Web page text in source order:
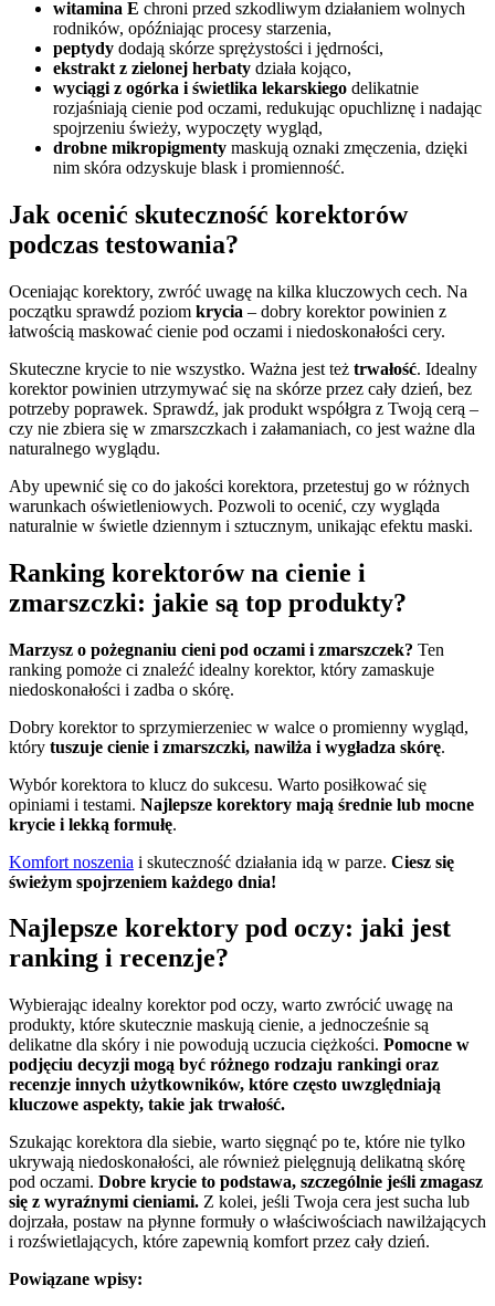
witamina E chroni przed szkodliwym działaniem wolnych
rodników, opóźniając procesy starzenia,
peptydy dodają skórze sprężystości i jędrności,
ekstrakt z zielonej herbaty działa kojąco,
wyciągi z ogórka i świetlika lekarskiego delikatnie
rozjaśniają cienie pod oczami, redukując opuchliznę i nadając
spojrzeniu świeży, wypoczęty wygląd,
drobne mikropigmenty maskują oznaki zmęczenia, dzięki
nim skóra odzyskuje blask i promienność.
Jak ocenić skuteczność korektorów
podczas testowania?
Oceniając korektory, zwróć uwagę na kilka kluczowych cech. Na
początku sprawdź poziom krycia – dobry korektor powinien z
łatwością maskować cienie pod oczami i niedoskonałości cery.
Skuteczne krycie to nie wszystko. Ważna jest też trwałość. Idealny
korektor powinien utrzymywać się na skórze przez cały dzień, bez
potrzeby poprawek. Sprawdź, jak produkt współgra z Twoją cerą –
czy nie zbiera się w zmarszczkach i załamaniach, co jest ważne dla
naturalnego wyglądu.
Aby upewnić się co do jakości korektora, przetestuj go w różnych
warunkach oświetleniowych. Pozwoli to ocenić, czy wygląda
naturalnie w świetle dziennym i sztucznym, unikając efektu maski.
Ranking korektorów na cienie i
zmarszczki: jakie są top produkty?
Marzysz o pożegnaniu cieni pod oczami i zmarszczek? Ten
ranking pomoże ci znaleźć idealny korektor, który zamaskuje
niedoskonałości i zadba o skórę.
Dobry korektor to sprzymierzeniec w walce o promienny wygląd,
który tuszuje cienie i zmarszczki, nawilża i wygładza skórę.
Wybór korektora to klucz do sukcesu. Warto posiłkować się
opiniami i testami. Najlepsze korektory mają średnie lub mocne
krycie i lekką formułę.
Komfort noszenia i skuteczność działania idą w parze. Ciesz się
świeżym spojrzeniem każdego dnia!
Najlepsze korektory pod oczy: jaki jest
ranking i recenzje?
Wybierając idealny korektor pod oczy, warto zwrócić uwagę na
produkty, które skutecznie maskują cienie, a jednocześnie są
delikatne dla skóry i nie powodują uczucia ciężkości. Pomocne w
podjęciu decyzji mogą być różnego rodzaju rankingi oraz
recenzje innych użytkowników, które często uwzględniają
kluczowe aspekty, takie jak trwałość.
Szukając korektora dla siebie, warto sięgnąć po te, które nie tylko
ukrywają niedoskonałości, ale również pielęgnują delikatną skórę
pod oczami. Dobre krycie to podstawa, szczególnie jeśli zmagasz
się z wyraźnymi cieniami. Z kolei, jeśli Twoja cera jest sucha lub
dojrzała, postaw na płynne formuły o właściwościach nawilżających
i rozświetlających, które zapewnią komfort przez cały dzień.
Powiązane wpisy: